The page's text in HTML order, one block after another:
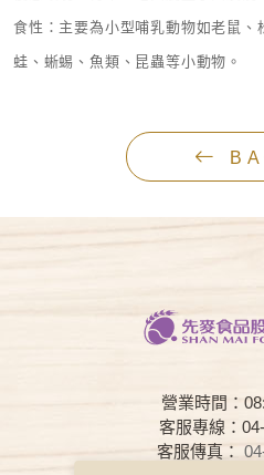
食性：主要為小型哺乳動物如老鼠
蛙、蜥蜴、魚類、昆蟲等小動物。
營業時間：
客服專線：
客服傳真：